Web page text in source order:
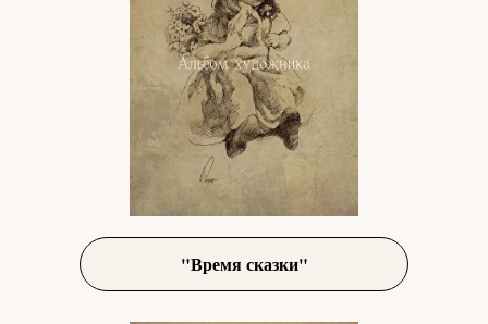
"Время сказки"